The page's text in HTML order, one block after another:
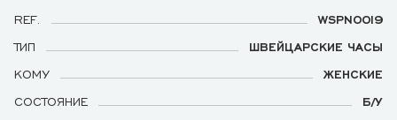
REF.
WSPN0019
ТИП
ШВЕЙЦАРСКИЕ ЧАСЫ
КОМУ
ЖЕНСКИЕ
СОСТОЯНИЕ
Б/У